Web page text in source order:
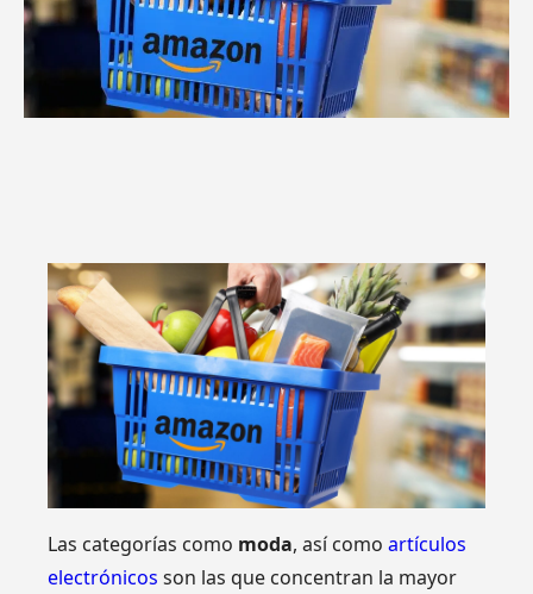
Las categorías como moda, así comoartículos
electrónicos son las que concentran la mayor